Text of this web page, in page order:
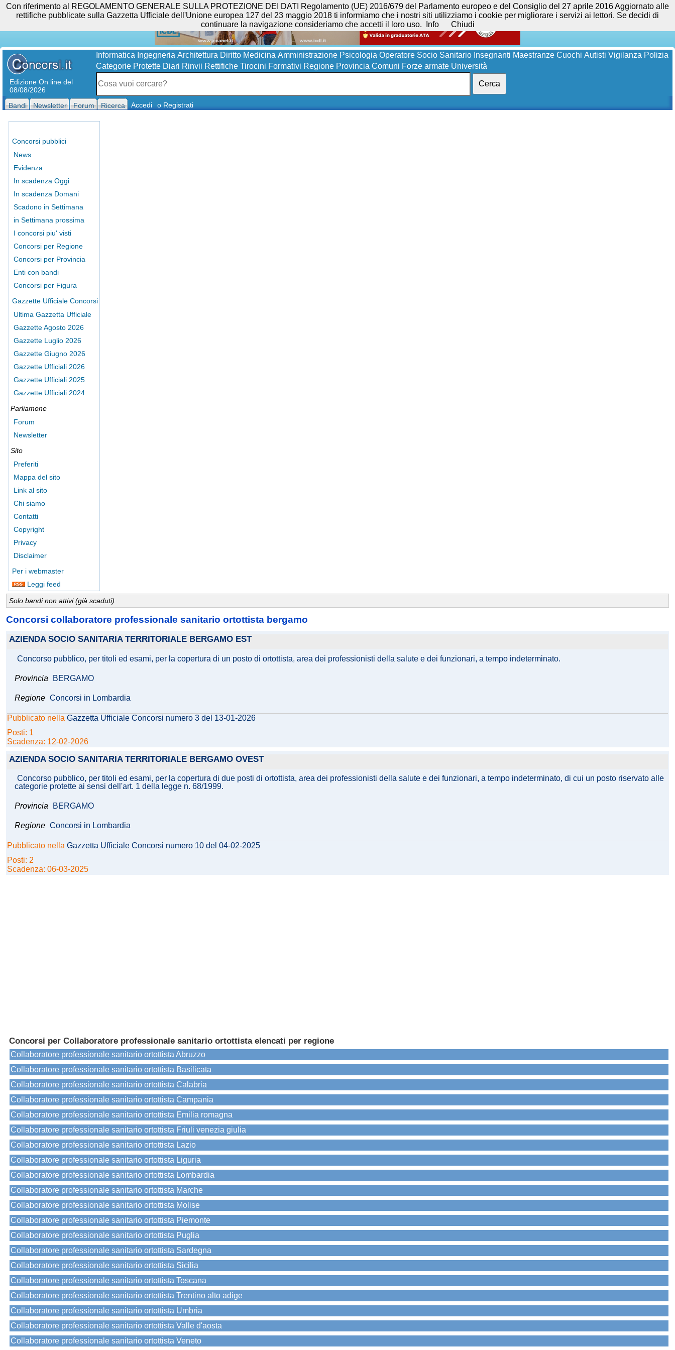
Edizione On line del
08/08/2026
Informatica Ingegneria Architettura Diritto Medicina Amministrazione Psicologia Operatore Socio Sanitario Insegnanti Maestranze Cuochi Autisti Vigilanza Polizia
Categorie Protette Diari Rinvii Rettifiche Tirocini Formativi Regione Provincia Comuni Forze armate Università
Cerca
Bandi Newsletter Forum Ricerca Accedi o Registrati
Concorsi pubblici
News
Evidenza
In scadenza Oggi
In scadenza Domani
Scadono in Settimana
in Settimana prossima
I concorsi piu' visti
Concorsi per Regione
Concorsi per Provincia
Enti con bandi
Concorsi per Figura
Gazzette Ufficiale Concorsi
Ultima Gazzetta Ufficiale
Gazzette Agosto 2026
Gazzette Luglio 2026
Gazzette Giugno 2026
Gazzette Ufficiali 2026
Gazzette Ufficiali 2025
Gazzette Ufficiali 2024
Parliamone
Forum
Newsletter
Sito
Preferiti
Mappa del sito
Link al sito
Chi siamo
Contatti
Copyright
Privacy
Disclaimer
Per i webmaster
Leggi feed
Solo bandi non attivi (già scaduti)
Concorsi collaboratore professionale sanitario ortottista bergamo
AZIENDA SOCIO SANITARIA TERRITORIALE BERGAMO EST
Concorso pubblico, per titoli ed esami, per la copertura di un posto di ortottista, area dei professionisti della salute e dei funzionari, a tempo indeterminato.
Provincia BERGAMO
Regione Concorsi in Lombardia
Pubblicato nella Gazzetta Ufficiale Concorsi numero 3 del 13-01-2026
Posti: 1
Scadenza: 12-02-2026
AZIENDA SOCIO SANITARIA TERRITORIALE BERGAMO OVEST
Concorso pubblico, per titoli ed esami, per la copertura di due posti di ortottista, area dei professionisti della salute e dei funzionari, a tempo indeterminato, di cui un posto riservato alle
categorie protette ai sensi dell'art. 1 della legge n. 68/1999.
Provincia BERGAMO
Regione Concorsi in Lombardia
Pubblicato nella Gazzetta Ufficiale Concorsi numero 10 del 04-02-2025
Posti: 2
Scadenza: 06-03-2025
Concorsi per Collaboratore professionale sanitario ortottista elencati per regione
Collaboratore professionale sanitario ortottista Abruzzo
Collaboratore professionale sanitario ortottista Basilicata
Collaboratore professionale sanitario ortottista Calabria
Collaboratore professionale sanitario ortottista Campania
Collaboratore professionale sanitario ortottista Emilia romagna
Collaboratore professionale sanitario ortottista Friuli venezia giulia
Collaboratore professionale sanitario ortottista Lazio
Collaboratore professionale sanitario ortottista Liguria
Collaboratore professionale sanitario ortottista Lombardia
Collaboratore professionale sanitario ortottista Marche
Collaboratore professionale sanitario ortottista Molise
Collaboratore professionale sanitario ortottista Piemonte
Collaboratore professionale sanitario ortottista Puglia
Collaboratore professionale sanitario ortottista Sardegna
Collaboratore professionale sanitario ortottista Sicilia
Collaboratore professionale sanitario ortottista Toscana
Collaboratore professionale sanitario ortottista Trentino alto adige
Collaboratore professionale sanitario ortottista Umbria
Collaboratore professionale sanitario ortottista Valle d'aosta
Collaboratore professionale sanitario ortottista Veneto
Con riferimento al REGOLAMENTO GENERALE SULLA PROTEZIONE DEI DATI Regolamento (UE) 2016/679 del Parlamento europeo e del Consiglio del 27 aprile 2016 Aggiornato alle
rettifiche pubblicate sulla Gazzetta Ufficiale dell'Unione europea 127 del 23 maggio 2018 ti informiamo che i nostri siti utilizziamo i cookie per migliorare i servizi ai lettori. Se decidi di
continuare la navigazione consideriamo che accetti il loro uso.
Info Chiudi